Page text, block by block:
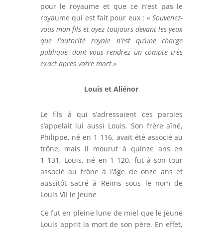
pour le royaume et que ce n’est pas le
royaume qui est fait pour eux : « Souvenez-
vous mon fils et ayez toujours devant les yeux
que l’autorité royale n’est qu’une charge
publique, dont vous rendrez un compte très
exact après votre mort.»
Louis et Aliénor
Le fils à qui s’adressaient ces paroles
s’appelait lui aussi Louis. Son frère aîné,
Philippe, né en 1 116, avait été associé au
trône, mais il mourut à quinze ans en
1 131. Louis, né en 1 120, fut à son tour
associé au trône à l’âge de onze ans et
aussitôt sacré à Reims sous le nom de
Louis VII le Jeune
Ce fut en pleine lune de miel que le jeune
Louis apprit la mort de son père. En effet,